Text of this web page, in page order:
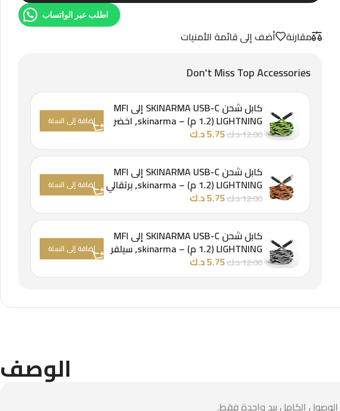
اطلب عبر الواتساب
مقارنة أضف إلى قائمة الأمنيات
Don't Miss Top Accessories
كابل شحن SKINARMA USB-C إلى MFI
LIGHTNING (1.2 م) – skinarma, اخضر
12.00د.ك5.75د.ك
إضافة إلى السلة
كابل شحن SKINARMA USB-C إلى MFI
LIGHTNING (1.2 م) – skinarma, برتقالي
12.00د.ك5.75د.ك
إضافة إلى السلة
كابل شحن SKINARMA USB-C إلى MFI
LIGHTNING (1.2 م) – skinarma, سيلفر
12.00د.ك5.75د.ك
إضافة إلى السلة
الوصف